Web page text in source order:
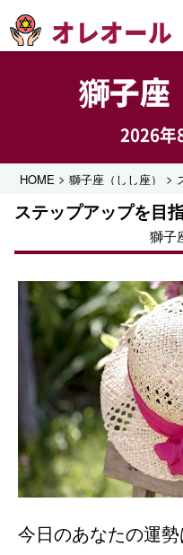
オレオール
獅子座
2026年
HOME >獅子座（しし座） >
ステップアップを目
獅子
今日のあなたの運